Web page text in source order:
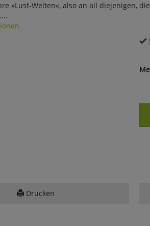
»Lust-Welten«, also an all diejenigen,
Drucken